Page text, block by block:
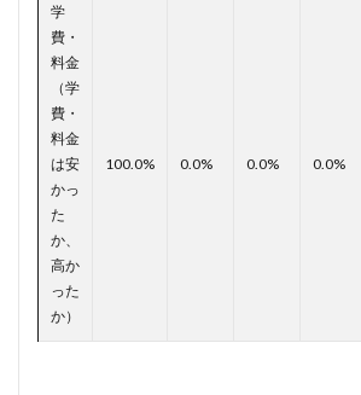
学
費・
料金
（学
費・
料金
は安
かっ
た
か、
高か
った
か）
100.0% 0.0% 0.0% 0.0%